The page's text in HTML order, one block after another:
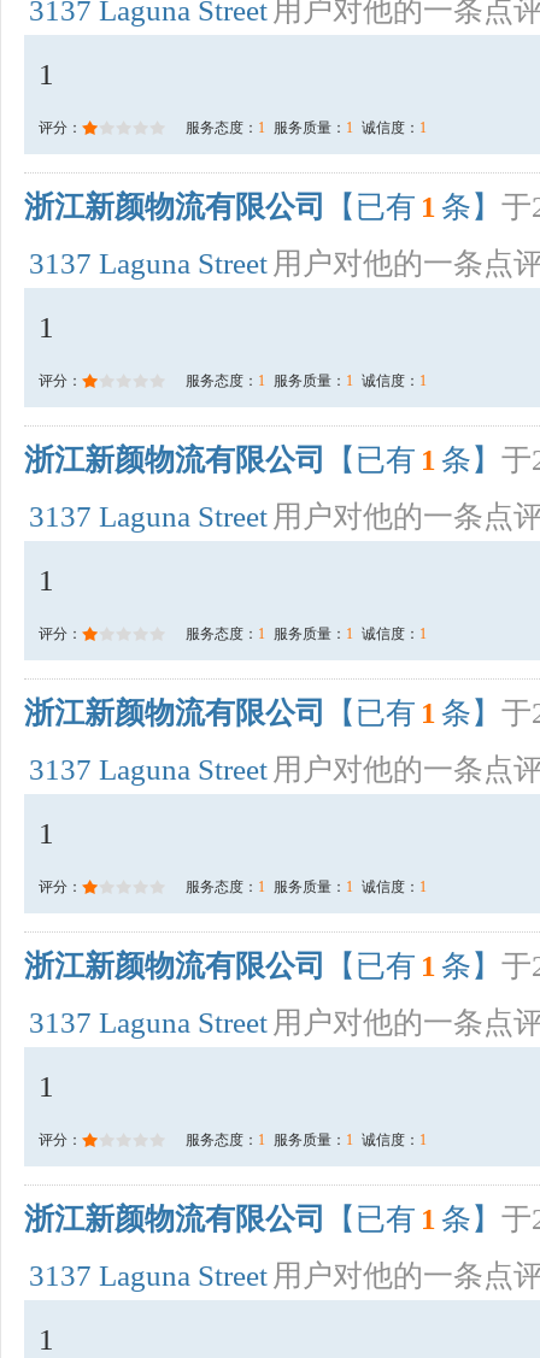
3137 Laguna Street 用户对他的一条点
1
评分： 服务态度： 1 服务质量： 1 诚信度： 1
浙江新颜物流有限公司 【已有 1 条】 于
3137 Laguna Street 用户对他的一条点
1
评分： 服务态度： 1 服务质量： 1 诚信度： 1
浙江新颜物流有限公司 【已有 1 条】 于
3137 Laguna Street 用户对他的一条点
1
评分： 服务态度： 1 服务质量： 1 诚信度： 1
浙江新颜物流有限公司 【已有 1 条】 于
3137 Laguna Street 用户对他的一条点
1
评分： 服务态度： 1 服务质量： 1 诚信度： 1
浙江新颜物流有限公司 【已有 1 条】 于
3137 Laguna Street 用户对他的一条点
1
评分： 服务态度： 1 服务质量： 1 诚信度： 1
浙江新颜物流有限公司 【已有 1 条】 于
3137 Laguna Street 用户对他的一条点
1